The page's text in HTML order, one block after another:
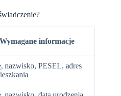
Wymagane informacje
nazwisko, PESEL, adres